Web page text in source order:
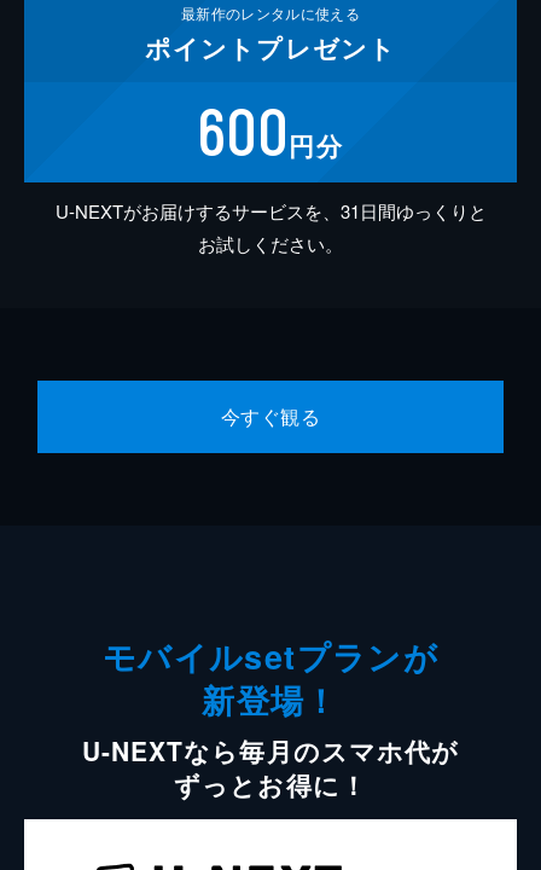
最新作のレンタルに使える
ポイント プレゼント
600円分
U-NEXTがお届けするサービスを、31日間ゆっくりと
お試しください。
今すぐ観る
モバイルsetプランが
新登場！
U-NEXTなら毎月のスマホ代が
ずっとお得に！